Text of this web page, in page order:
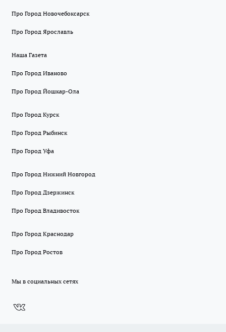
Про Город Новочебоксарск
Про Город Ярославль
Наша Газета
Про Город Иваново
Про Город Йошкар-Ола
Про Город Курск
Про Город Рыбинск
Про Город Уфа
Про Город Нижний Новгород
Про Город Дзержинск
Про Город Владивосток
Про Город Краснодар
Про Город Ростов
Мы в социальных сетях